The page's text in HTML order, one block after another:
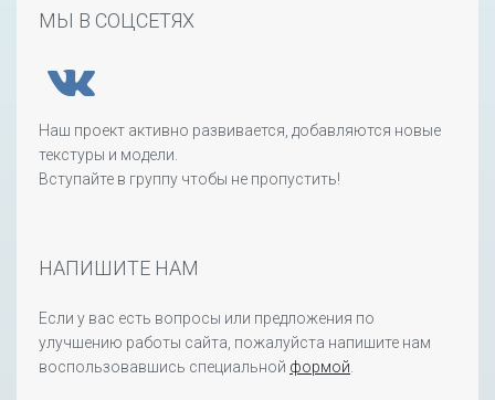
МЫ В СОЦСЕТЯХ
Наш проект активно развивается, добавляются новые
текстуры и модели.
Вступайте в группу чтобы не пропустить!
НАПИШИТЕ НАМ
Если у вас есть вопросы или предложения по
улучшению работы сайта, пожалуйста напишите нам
воспользовавшись специальной формой.